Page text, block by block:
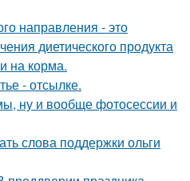
направления - это
диетического продукта
на корма.
- отсылке.
ну и вообще фотосессии и
слова поддержки ольги